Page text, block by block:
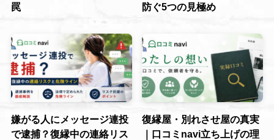
罠
防ぐ5つの見極め
嫌がる人にメッセージ連投
で逮捕？復縁中の連絡リス
復縁屋・別れさせ屋の真実
｜口コミnavi立ち上げの理